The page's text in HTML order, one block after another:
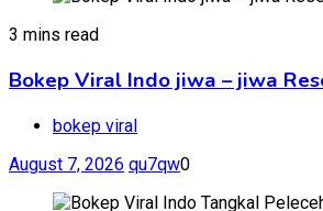
3 mins read
Bokep Viral Indo jiwa – jiwa
bokep viral
August 7, 2026 qu7qw0